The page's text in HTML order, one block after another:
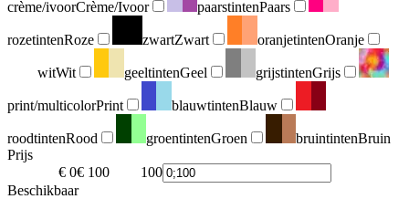
crème/ivoorCrème/Ivoor paarstintenPaars
rozetintenRoze zwartZwart oranjetintenOranje
witWit geeltintenGeel grijstintenGrijs
print/multicolorPrint blauwtintenBlauw
roodtintenRood groentintenGroen bruintintenBruin
Prijs
€ 0€ 100 0
100
Beschikbaar